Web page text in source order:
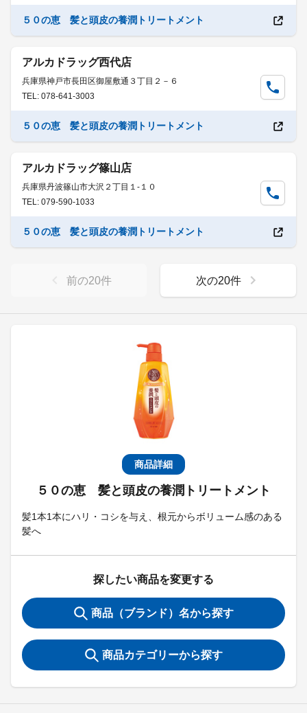
商品詳細
５０の恵 髪と頭皮の養潤トリートメント
髪1本1本にハリ・コシを与え、根元からボリューム感のある
髪へ
探したい商品を変更する
商品（ブランド）名から探す
商品カテゴリーから探す
５０の恵 髪と頭皮の養潤トリートメント
アルカドラッグ西代店
兵庫県神戸市長田区御屋敷通３丁目２－６
TEL: 078-641-3003
５０の恵 髪と頭皮の養潤トリートメント
アルカドラッグ篠山店
兵庫県丹波篠山市大沢２丁目１-１０
TEL: 079-590-1033
５０の恵 髪と頭皮の養潤トリートメント
前の20件 次の20件